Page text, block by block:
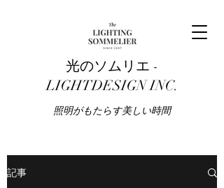
光のソムリエ -
LIGHTDESIGN INC.
​照明がもたらす美しい時間
記事